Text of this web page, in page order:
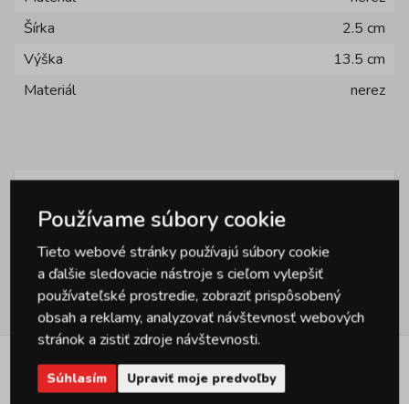
Šírka
2.5 cm
Výška
13.5 cm
Materiál
nerez
Otázky 0
Hodnotenie 0
Podobné produkty
Používame súbory cookie
Tieto webové stránky používajú súbory cookie
a ďalšie sledovacie nástroje s cieľom vylepšiť
používateľské prostredie, zobraziť prispôsobený
obsah a reklamy, analyzovať návštevnosť webových
stránok a zistiť zdroje návštevnosti.
Súhlasím Upraviť moje predvoľby